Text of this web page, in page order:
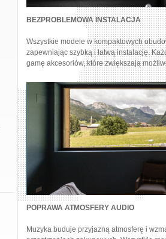
BEZPROBLEMOWA INSTALACJA
Wszystkie modele w kompaktowych
zapewniając szybką i łatwą instalację.
gamę akcesoriów, które zwiększają
POPRAWA ATMOSFERY AUDIO
Muzyka buduje przyjazną atmosferę i